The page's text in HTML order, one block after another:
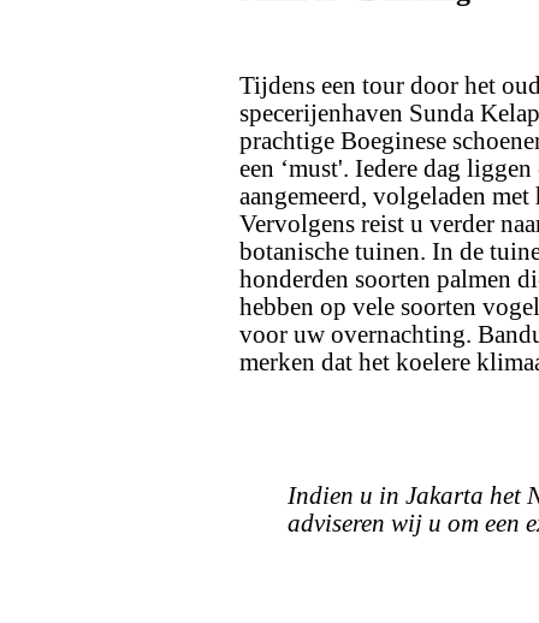
Tijdens een tour door het
specerijenhaven Sunda
prachtige Boeginese
een ‘must'. Iedere dag
aangemeerd, volgeladen
Vervolgens reist u verder
botanische tuinen. In de
honderden soorten palmen
hebben op vele soorten
voor uw overnachting.
merken dat het koelere
Indien u in Jakarta het
adviseren wij u om een